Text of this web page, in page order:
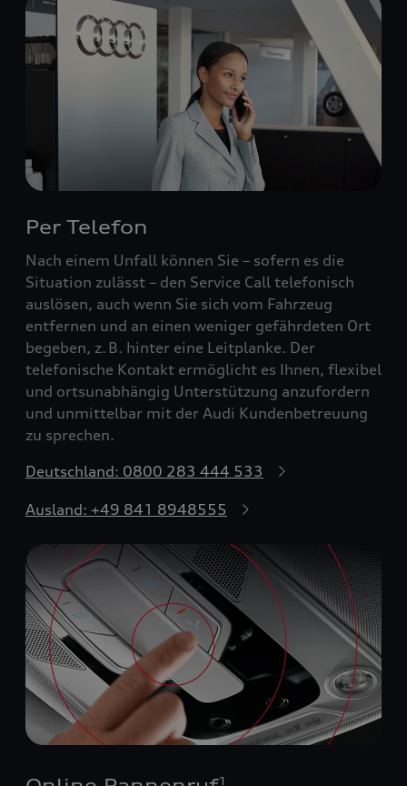
Per Telefon
Nach einem Unfall können Sie – sofern es die
Situation zulässt – den Service Call telefonisch
auslösen, auch wenn Sie sich vom Fahrzeug
entfernen und an einen weniger gefährdeten Ort
begeben, z. B. hinter eine Leitplanke. Der
telefonische Kontakt ermöglicht es Ihnen, flexibel
und ortsunabhängig Unterstützung anzufordern
und unmittelbar mit der Audi Kundenbetreuung
zu sprechen.
Deutschland: 0800 283 444 533
Ausland: +49 841 8948555
1